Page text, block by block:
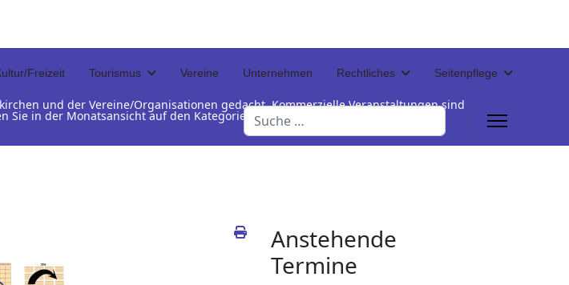
Freizeit Tourismus Vereine Unternehmen Rechtliches Seitenpflege
Suchen
und der Vereine/Organisationen gedacht. Kommerzielle Veranstaltungen sind
in der Monatsansicht auf den Kategorienamen unterhalb der Termintabelle
Anstehende
Termine